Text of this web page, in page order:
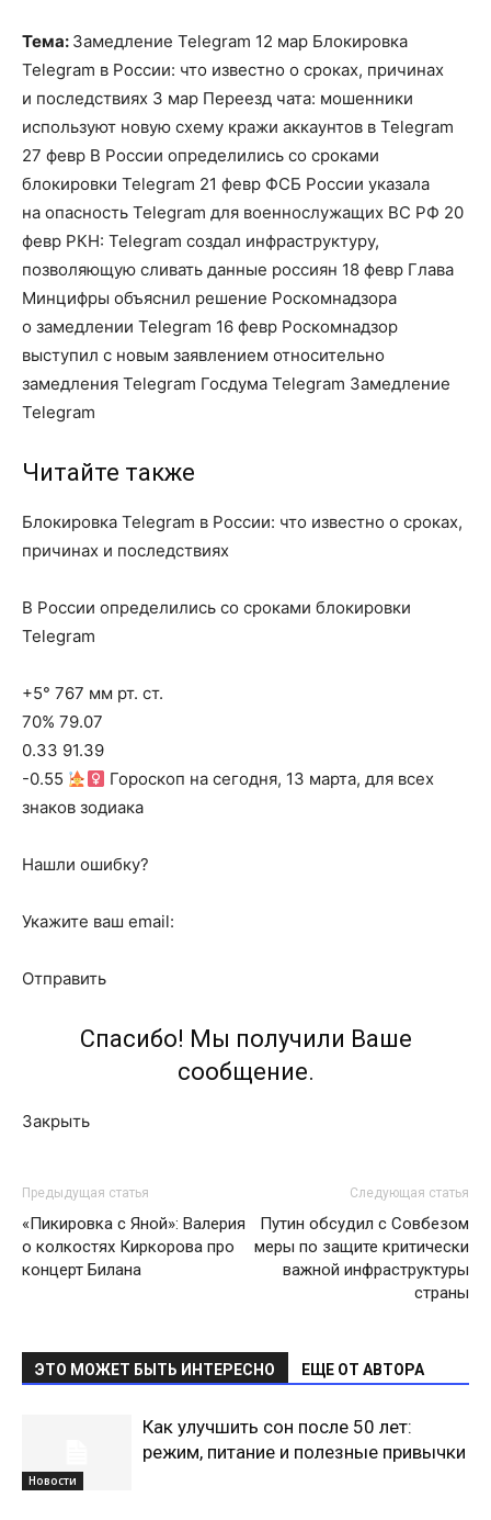
Тема: Замедление Telegram 12 мар Блокировка
Telegram в России: что известно о сроках, причинах
и последствиях 3 мар Переезд чата: мошенники
используют новую схему кражи аккаунтов в Telegram
27 февр В России определились со сроками
блокировки Telegram 21 февр ФСБ России указала
на опасность Telegram для военнослужащих ВС РФ 20
февр РКН: Telegram создал инфраструктуру,
позволяющую сливать данные россиян 18 февр Глава
Минцифры объяснил решение Роскомнадзора
о замедлении Telegram 16 февр Роскомнадзор
выступил с новым заявлением относительно
замедления Telegram Госдума Telegram Замедление
Telegram
Читайте также
Блокировка Telegram в России: что известно о сроках,
причинах и последствиях
В России определились со сроками блокировки
Telegram
+5° 767 мм рт. ст.
70% 79.07
0.33 91.39
-0.55
Гороскоп на сегодня, 13 марта, для всех
знаков зодиака
Нашли ошибку?
Укажите ваш email:
Отправить
Спасибо! Мы получили Ваше
сообщение.
Закрыть
Предыдущая статья
«Пикировка с Яной»: Валерия
о колкостях Киркорова про
концерт Билана
Следующая статья
Путин обсудил с Совбезом
меры по защите критически
важной инфраструктуры
страны
ЭТО МОЖЕТ БЫТЬ ИНТЕРЕСНО ЕЩЕ ОТ АВТОРА
Новости
Как улучшить сон после 50 лет:
режим, питание и полезные привычки